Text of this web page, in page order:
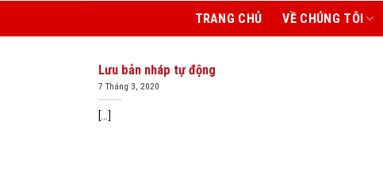
TRANG CHỦ VỀ CHÚNG TÔI
Lưu bản nháp tự động
7 Tháng 3, 2020
[...]